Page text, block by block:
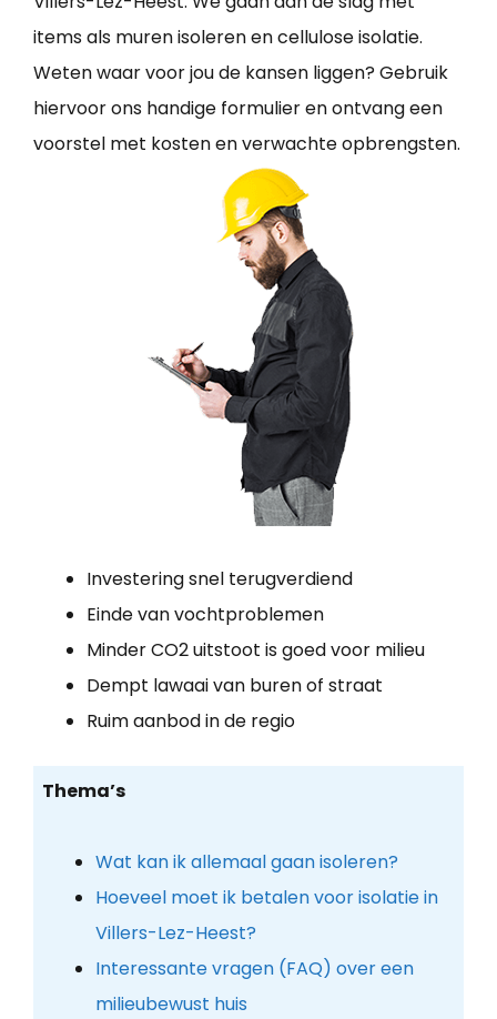
items als muren isoleren en cellulose isolatie.
Weten waar voor jou de kansen liggen? Gebruik
hiervoor ons handige formulier en ontvang een
voorstel met kosten en verwachte opbrengsten.
Investering snel terugverdiend
Einde van vochtproblemen
Minder CO2 uitstoot is goed voor milieu
Dempt lawaai van buren of straat
Ruim aanbod in de regio
Thema’s
Wat kan ik allemaal gaan isoleren?
Hoeveel moet ik betalen voor isolatie in
Villers-Lez-Heest?
Interessante vragen (FAQ) over een
milieubewust huis